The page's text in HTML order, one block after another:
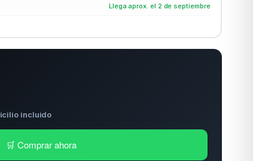
Llega aprox. el 2 de septiembre
incluido
🛒 Comprar ahora